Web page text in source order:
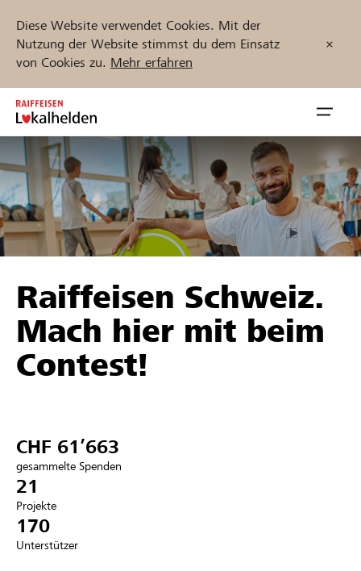
Diese Website verwendet Cookies. Mit der
Nutzung der Website stimmst du dem Einsatz
von Cookies zu. Mehr erfahren
Zum
Inhalt
springen
öffnen
Unterstützen
Hilfe & Support
Anmelden
Registrieren
Projekte und Organisationen finden
Jetzt starten
Raiffeisen Schweiz.
Mach hier mit beim
Contest!
CHF 61’663
gesammelte Spenden
21
Projekte
170
Unterstützer